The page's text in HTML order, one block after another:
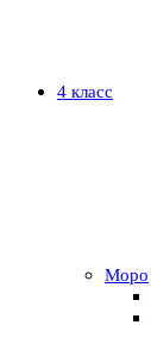
4 класс
Моро